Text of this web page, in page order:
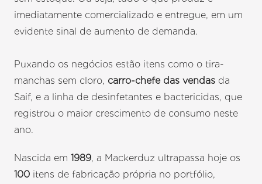
imediatamente comercializado e entregue, em um
evidente sinal de aumento de demanda.
Puxando os negócios estão itens como o tira-
manchas sem cloro, carro-chefe das vendas da
Saif, e a linha de desinfetantes e bactericidas, que
registrou o maior crescimento de consumo neste
ano.
Nascida em1989, a Mackerduz ultrapassa hoje os
100 itens de fabricação própria no portfólio,